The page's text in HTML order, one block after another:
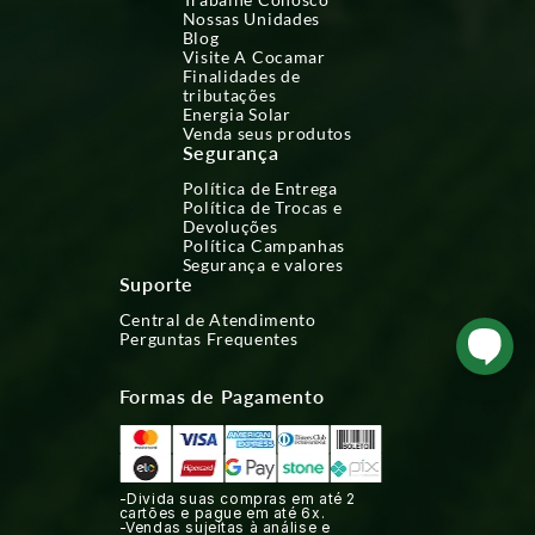
Nossas Unidades
Blog
Visite A Cocamar
Finalidades de
tributações
Energia Solar
Venda seus produtos
Segurança
Política de Entrega
Política de Trocas e
Devoluções
Política Campanhas
Segurança e valores
Suporte
Central de Atendimento
Perguntas Frequentes
Formas de Pagamento
-Divida suas compras em até 2
cartões e pague em até 6x.
-Vendas sujeitas à análise e